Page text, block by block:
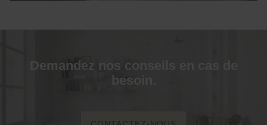
Demandez nos conseils en cas de
besoin.